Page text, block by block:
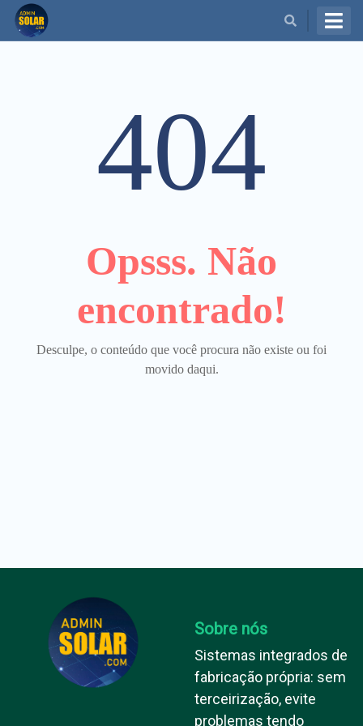
404
Opsss. Não
encontrado!
Desculpe, o conteúdo que você procura não existe ou foi
movido daqui.
Sobre nós
Sistemas integrados de
fabricação própria: sem
terceirização, evite
problemas tendo